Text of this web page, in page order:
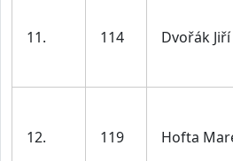
11. 114 Dvořák Jiří
12. 119 Hofta